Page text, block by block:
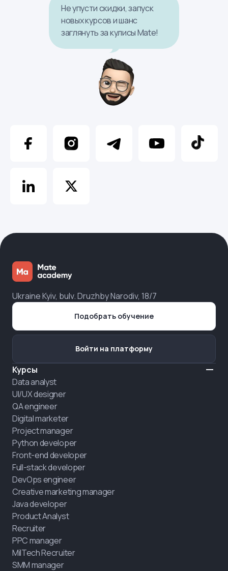
Не упусти скидки, запуск
новых курсов и шанс
заглянуть за кулисы Mate!
Ukraine Kyiv, bulv. Druzhby Narodiv, 18/7
Курсы
Data analyst
UI/UX designer
QA engineer
Digital marketer
Project manager
Python developer
Front-end developer
Full-stack developer
DevOps engineer
Creative marketing manager
Java developer
Product Analyst
Recruiter
PPC manager
MilTech Recruiter
SMM manager
Подобрать обучение
Войти на платформу